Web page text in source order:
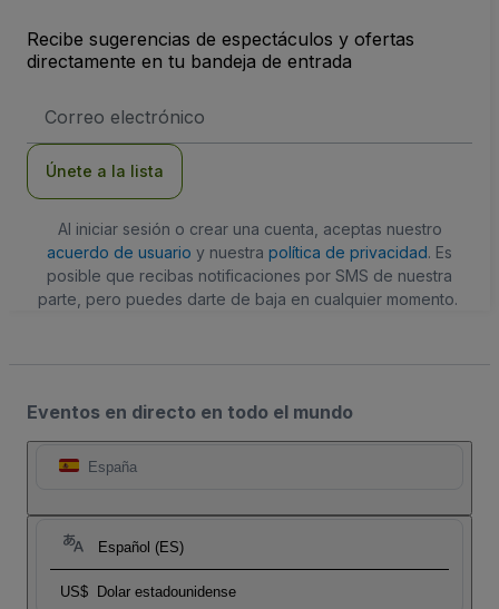
Recibe sugerencias de espectáculos y ofertas
directamente en tu bandeja de entrada
de
Únete a la lista
Al iniciar sesión o crear una cuenta, aceptas nuestro
acuerdo de usuario y nuestra política de privacidad. Es
posible que recibas notificaciones por SMS de nuestra
parte, pero puedes darte de baja en cualquier momento.
Eventos en directo en todo el mundo
España
Español (ES)
US$ Dolar estadounidense